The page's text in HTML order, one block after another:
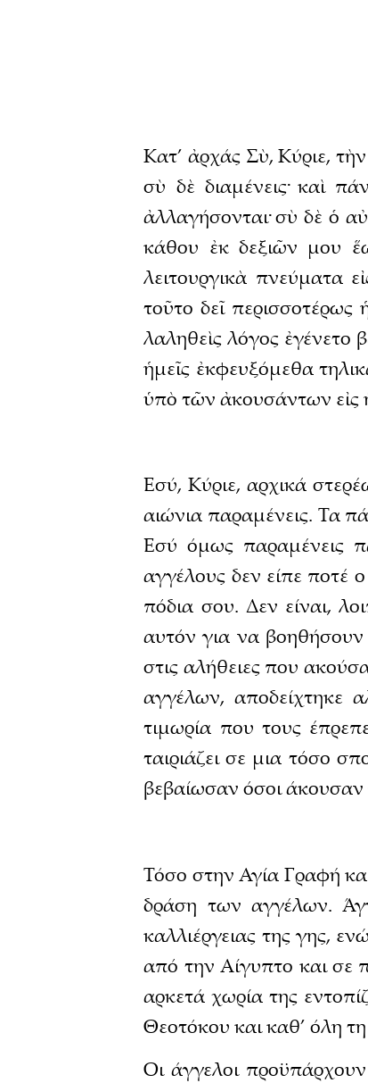
Κατ’ ἀρχάς Σὺ, Κύριε,
σὺ δὲ διαμένεις· καὶ
ἀλλαγήσονται· σὺ δὲ ὁ
κάθου ἐκ δεξιῶν μου
λειτουργικὰ πνεύματα
τοῦτο δεῖ
λαληθεὶς λόγος ἐγένετο
ἡμεῖς ἐκφευξόμεθα
ὑπὸ τῶν ἀκουσάντων εἰς
Εσύ, Κύριε, αρχικά
αιώνια παραμένεις. Τα
Εσύ όμως παραμένεις
αγγέλους δεν είπε
πόδια σου. Δεν είναι,
αυτόν για να βοηθήσουν
στις αλήθειες που
αγγέλων, αποδείχτηκε
τιμωρία που τους
ταιριάζει σε μια τόσο
βεβαίωσαν όσοι άκουσαν
Τόσο στην Αγία Γραφή
δράση των αγγέλων.
καλλιέργειας της γης,
από την Αίγυπτο και
αρκετά χωρία της
Θεοτόκου και καθ’ όλη
Οι άγγελοι